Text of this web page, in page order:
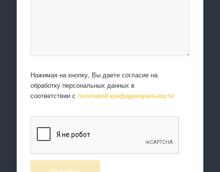
Нажимая на кнопку, Вы даете согласие на
обработку персональных данных в
соответствии с политикой конфиденциальности